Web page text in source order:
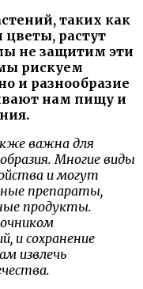
таких как
растут
не защитим эти
рискуем
и разнообразие
нам пищу и
важна для
Многие виды
и могут
препараты,
продукты.
и сохранение
извлечь